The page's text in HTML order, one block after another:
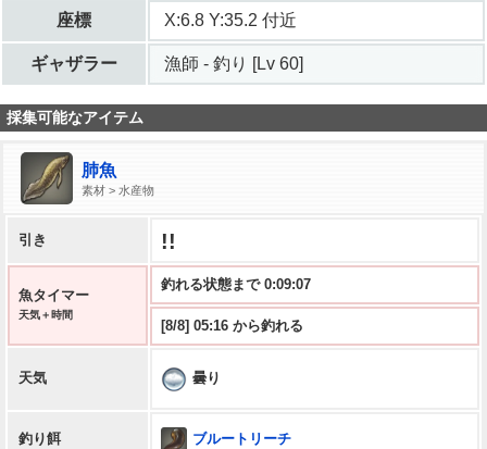
座標 X:6.8 Y:35.2 付近
ギャザラー 漁師 - 釣り [Lv 60]
採集可能なアイテム
肺魚
素材 > 水産物
引き !!
魚タイマー
天気＋時間
釣れる状態まで 0:09:06
[8/8] 05:16 から釣れる
天気 曇り
釣り餌 ブルートリーチ